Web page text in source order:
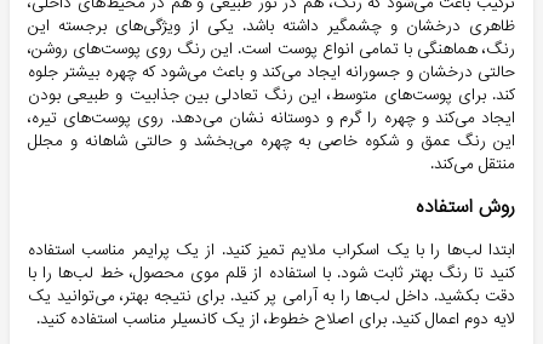
ظاهری درخشان و چشمگیر داشته باشد. یکی از ویژگی‌های برجسته این
رنگ، هماهنگی با تمامی انواع پوست است. این رنگ روی پوست‌های روشن،
حالتی درخشان و جسورانه ایجاد می‌کند و باعث می‌شود که چهره بیشتر جلوه
کند. برای پوست‌های متوسط، این رنگ تعادلی بین جذابیت و طبیعی بودن
ایجاد می‌کند و چهره را گرم و دوستانه نشان می‌دهد. روی پوست‌های تیره،
این رنگ عمق و شکوه خاصی به چهره می‌بخشد و حالتی شاهانه و مجلل
منتقل می‌کند.
روش استفاده
ابتدا لب‌ها را با یک اسکراب ملایم تمیز کنید. از یک پرایمر مناسب استفاده
کنید تا رنگ بهتر ثابت شود. با استفاده از قلم موی محصول، خط لب‌ها را با
دقت بکشید. داخل لب‌ها را به آرامی پر کنید. برای نتیجه بهتر، می‌توانید یک
لایه دوم اعمال کنید. برای اصلاح خطوط، از یک کانسیلر مناسب استفاده کنید.